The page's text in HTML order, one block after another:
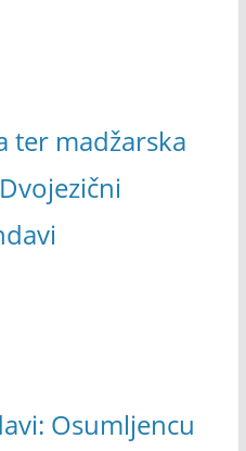
ter madžarska
Osumljencu